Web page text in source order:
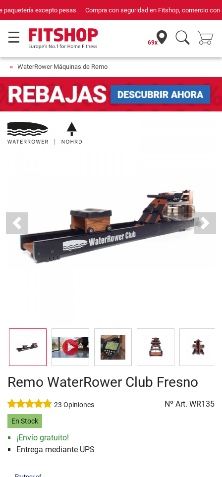
Compra con seguridad en Fitshop, comercio con sello de Confianza Online.
69x
WaterRower Máquinas de Remo
Previous Next
Remo WaterRower Club Fresno
23 Opiniones Nº Art. WR135
En Stock
¡Envío gratuito!
Entrega mediante UPS